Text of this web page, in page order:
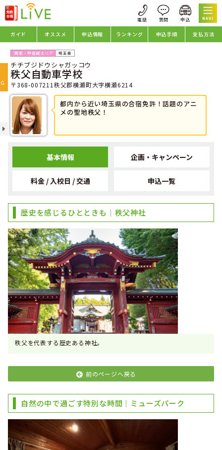
NAVI
ガイド オススメ 申込情報 ランキング 申込手順 支払方法
埼玉県
チチブジドウシャガッコウ
秩父自動車学校
〒368-007211秩父郡横瀬町大字横瀬6214
都内から近い埼玉県の合宿免許！話題のアニ
メの聖地秩父！
基本情報 企画・キャンペーン
料金 / 入校日 / 交通 申込一覧
歴史を感じるひとときも｜秩父神社
秩父を代表する歴史ある神社。
前のページへ戻る
自然の中で過ごす特別な時間｜ミューズパーク